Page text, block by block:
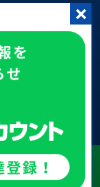
持った方、
す。